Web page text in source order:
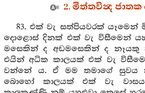
2. මිත්තවින්‍ද ජාතක
83. එක් වැ සත්පියවරක් යෑමෙන්
දොළොස් දිනක් එක් වැ විසීමෙන්
මසෙකින් ද අඩමසෙකින් ද නෑයකු
එයින් අධික කාලයක් එක් වැ
වන්නේ ය. ඒ මම තමාගේ සුවය
බොහෝ කාලයක් එක් වැ